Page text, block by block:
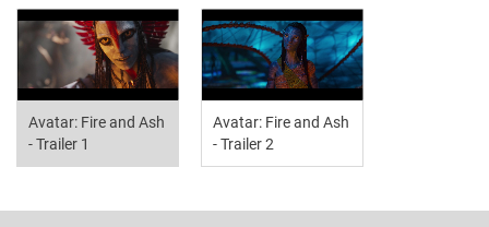
Avatar: Fire and Ash
- Trailer 1
Avatar: Fire and Ash
- Trailer 2